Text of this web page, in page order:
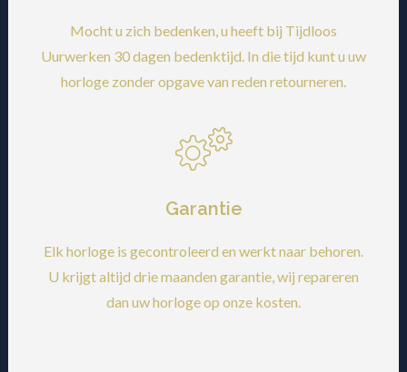
Mocht u zich bedenken, u heeft bij Tijdloos
Uurwerken 30 dagen bedenktijd. In die tijd kunt u uw
horloge zonder opgave van reden retourneren.
Garantie
Elk horloge is gecontroleerd en werkt naar behoren.
U krijgt altijd drie maanden garantie, wij repareren
dan uw horloge op onze kosten.